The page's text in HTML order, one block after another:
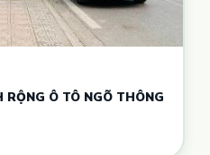
RỘNG Ô TÔ NGÕ THÔNG